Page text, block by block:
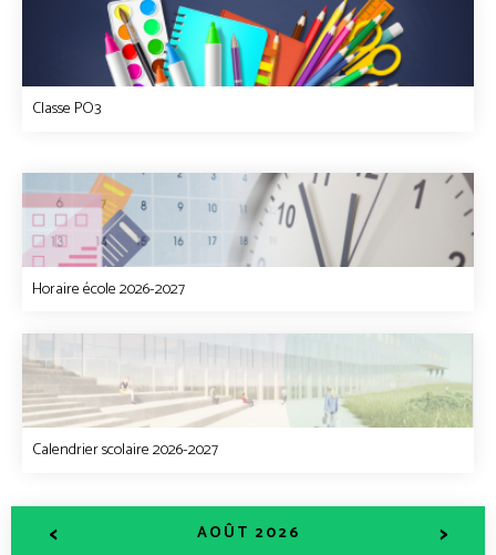
Classe PO3
Horaire école 2026-2027
Calendrier scolaire 2026-2027
< AOÛT 2026 >